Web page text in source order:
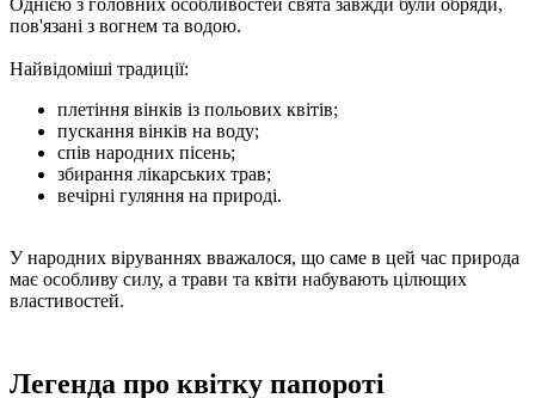
пов'язані з вогнем та водою.
Найвідоміші традиції:
плетіння вінків із польових квітів;
пускання вінків на воду;
спів народних пісень;
збирання лікарських трав;
вечірні гуляння на природі.
У народних віруваннях вважалося, що саме в цей час природа
має особливу силу, а трави та квіти набувають цілющих
властивостей.
Легенда про квітку папороті